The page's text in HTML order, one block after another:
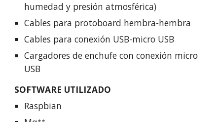
humedad y presión atmosférica)
Cables para protoboard hembra-hembra
Cables para conexión USB-micro USB
Cargadores de enchufe con conexión micro
USB
SOFTWARE UTILIZADO
Raspbian